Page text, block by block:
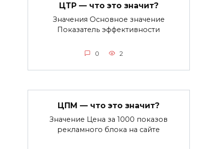
ЦТР — что это значит?
Значения Основное значение
Показатель эффективности
0 2
ЦПМ — что это значит?
Значение Цена за 1000 показов
рекламного блока на сайте